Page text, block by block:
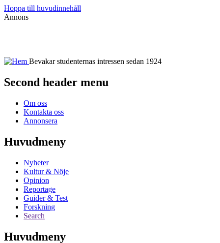
Hoppa till huvudinnehåll
Annons
Bevakar studenternas intressen sedan 1924
Second header menu
Om oss
Kontakta oss
Annonsera
Huvudmeny
Nyheter
Kultur & Nöje
Opinion
Reportage
Guider & Test
Forskning
Search
Huvudmeny